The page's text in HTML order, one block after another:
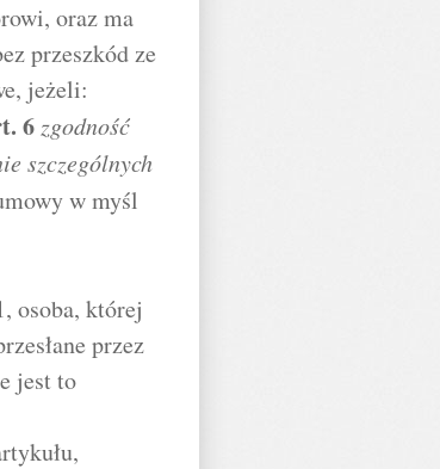
oraz ma
przeszkód ze
jeżeli:
6 zgodność
szczególnych
w myśl
osoba, której
przez
jest to